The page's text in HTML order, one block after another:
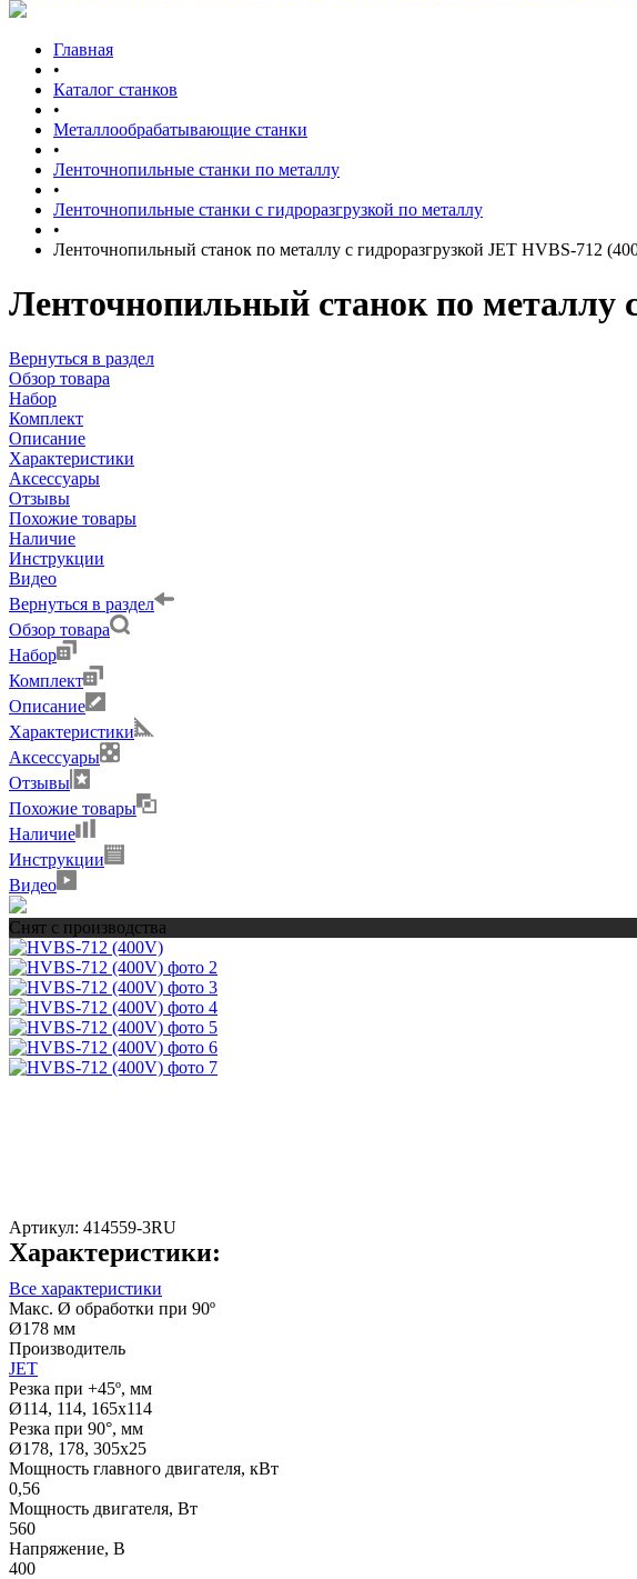
Главная
•
Каталог станков
•
Металлообрабатывающие станки
•
Ленточнопильные станки по металлу
•
Ленточнопильные станки с гидроразгрузкой по металлу
•
Ленточнопильный станок по металлу с гидроразгрузкой JET HVBS-712
Ленточнопильный станок по металлу
Вернуться в раздел
Обзор товара
Набор
Комплект
Описание
Характеристики
Аксессуары
Отзывы
Похожие товары
Наличие
Инструкции
Видео
Вернуться в раздел
Обзор товара
Набор
Комплект
Описание
Характеристики
Аксессуары
Отзывы
Похожие товары
Наличие
Инструкции
Видео
Снят с производства
Артикул: 414559-3RU
Характеристики:
Все характеристики
Макс. Ø обработки при 90º
Ø178 мм
Производитель
JET
Резка при +45º, мм
Ø114, 114, 165x114
Резка при 90°, мм
Ø178, 178, 305х25
Мощность главного двигателя, кВт
0,56
Мощность двигателя, Вт
560
Напряжение, В
400